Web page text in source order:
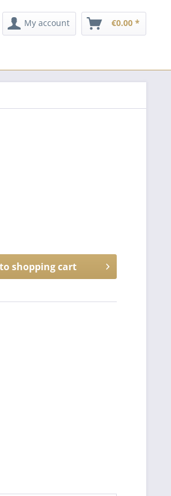
My account €0.00 *
shopping cart